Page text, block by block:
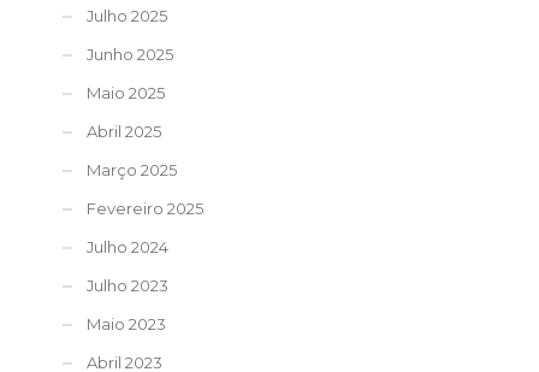
Julho 2025
Junho 2025
Maio 2025
Abril 2025
Março 2025
Fevereiro 2025
Julho 2024
Julho 2023
Maio 2023
Abril 2023